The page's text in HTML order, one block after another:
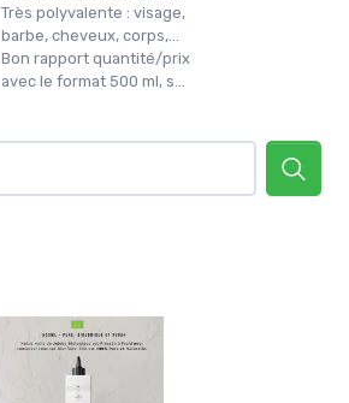
Très polyvalente : visage,
barbe, cheveux, corps,...
Bon rapport quantité/prix
avec le format 500 ml, s...